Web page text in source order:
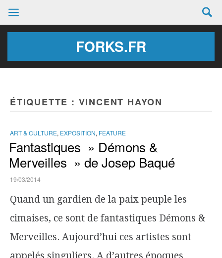
FORKS.FR
ÉTIQUETTE : VINCENT HAYON
ART & CULTURE, EXPOSITION, FEATURE
Fantastiques » Démons &
Merveilles » de Josep Baqué
19/03/2014
Quand un gardien de la paix peuple les
cimaises, ce sont de fantastiques Démons &
Merveilles. Aujourd’hui ces artistes sont